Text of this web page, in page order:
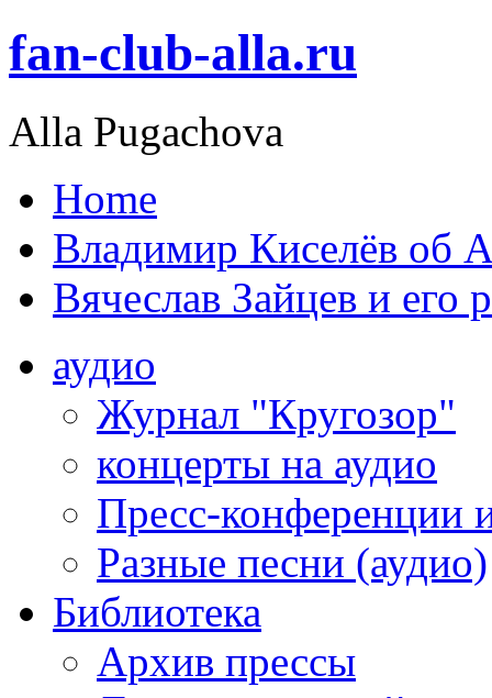
fan-club-alla.ru
Alla Pugachova
Home
Владимир Киселёв об
Вячеслав Зайцев и его
аудио
Журнал "Кругозор"
концерты на аудио
Пресс-конференции
Разные песни (аудио)
Библиотека
Архив прессы